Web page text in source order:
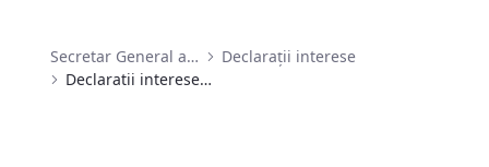
Secretar General al U.A.T
Declarații interese
Declaratii interese secretar 2023